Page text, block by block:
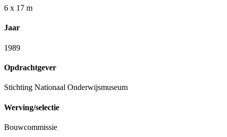
6 x 17 m
Jaar
1989
Opdrachtgever
Stichting Nationaal Onderwijsmuseum
Werving/selectie
Bouwcommissie